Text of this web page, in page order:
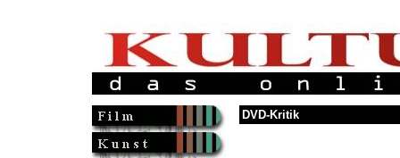
DVD-Kritik